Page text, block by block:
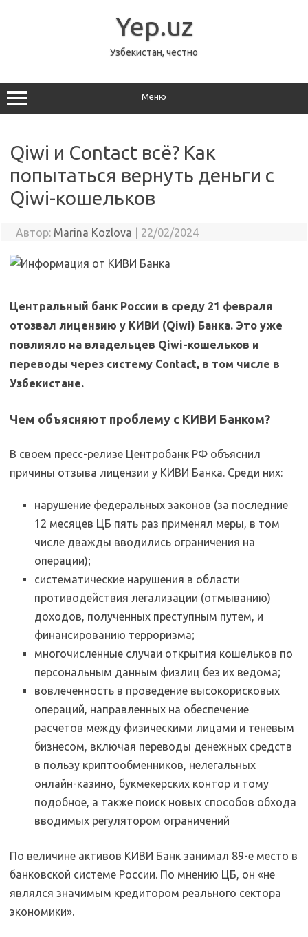
Yep.uz
Узбекистан, честно
Меню
Qiwi и Contact всё? Как
попытаться вернуть деньги с
Qiwi-кошельков
Автор: Marina Kozlova 22/02/2024
Центральный банк России в среду 21 февраля
отозвал лицензию у КИВИ (Qiwi) Банка. Это уже
повлияло на владельцев Qiwi-кошельков и
переводы через систему Contact, в том числе в
Узбекистане.
Чем объясняют проблему с КИВИ Банком?
В своем пресс-релизе Центробанк РФ объяснил
причины отзыва лицензии у КИВИ Банка. Среди них:
нарушение федеральных законов (за последние
12 месяцев ЦБ пять раз применял меры, в том
числе дважды вводились ограничения на
операции);
систематические нарушения в области
противодействия легализации (отмыванию)
доходов, полученных преступным путем, и
финансированию терроризма;
многочисленные случаи открытия кошельков по
персональным данным физлиц без их ведома;
вовлеченность в проведение высокорисковых
операций, направленных на обеспечение
расчетов между физическими лицами и теневым
бизнесом, включая переводы денежных средств
в пользу криптообменников, нелегальных
онлайн-казино, букмекерских контор и тому
подобное, а также поиск новых способов обхода
вводимых регулятором ограничений
По величине активов КИВИ Банк занимал 89-е место в
банковской системе России. По мнению ЦБ, он «не
являлся значимым кредитором реального сектора
экономики».